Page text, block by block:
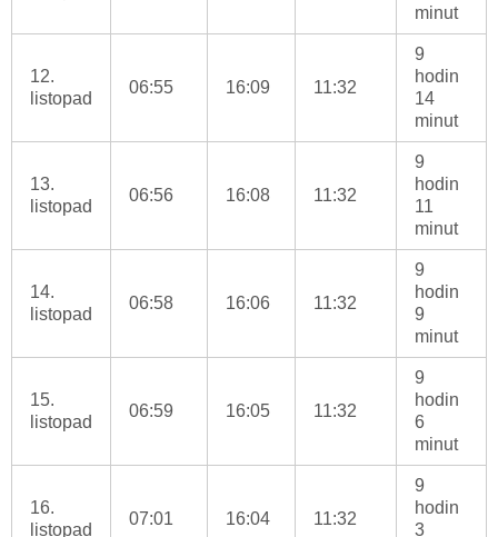
minut
12.
listopad
06:55 16:09 11:32
9
hodin
14
minut
13.
listopad
06:56 16:08 11:32
9
hodin
11
minut
14.
listopad
06:58 16:06 11:32
9
hodin
9
minut
15.
listopad
06:59 16:05 11:32
9
hodin
6
minut
16.
listopad
07:01 16:04 11:32
9
hodin
3